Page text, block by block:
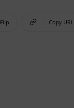
Flip Copy URL